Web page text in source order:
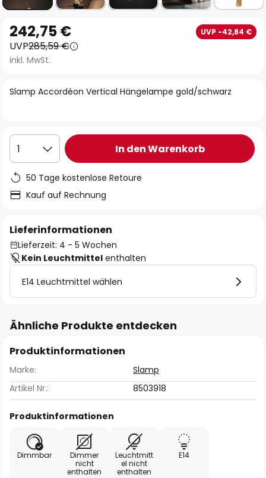
Anfang
der
Bildgalerie
Slamp Accordéon Vertical Hängelampe gold/schwarz
242,75 € UVP -42,84 €
UVP285,59 €
inkl. MwSt.
1 In den Warenkorb
50 Tage kostenlose Retoure
Kauf auf Rechnung
Lieferinformationen
Lieferzeit: 4 - 5 Wochen
Kein Leuchtmittel enthalten
E14 Leuchtmittel wählen
Ähnliche Produkte entdecken
Produktinformationen
Marke:
Slamp
Artikel Nr.:
8503918
Produktinformationen
Dimmbar
Dimmer
nicht
enthalten
Leuchtmitt
el nicht
enthalten
E14